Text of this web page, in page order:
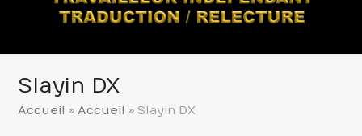
Slayin DX
Accueil »Accueil »Slayin DX